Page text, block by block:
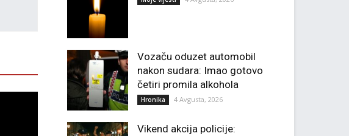
Vozaču oduzet automobil
nakon sudara: Imao gotovo
četiri promila alkohola
Hronika 4 Avgusta, 2026
Vikend akcija policije: